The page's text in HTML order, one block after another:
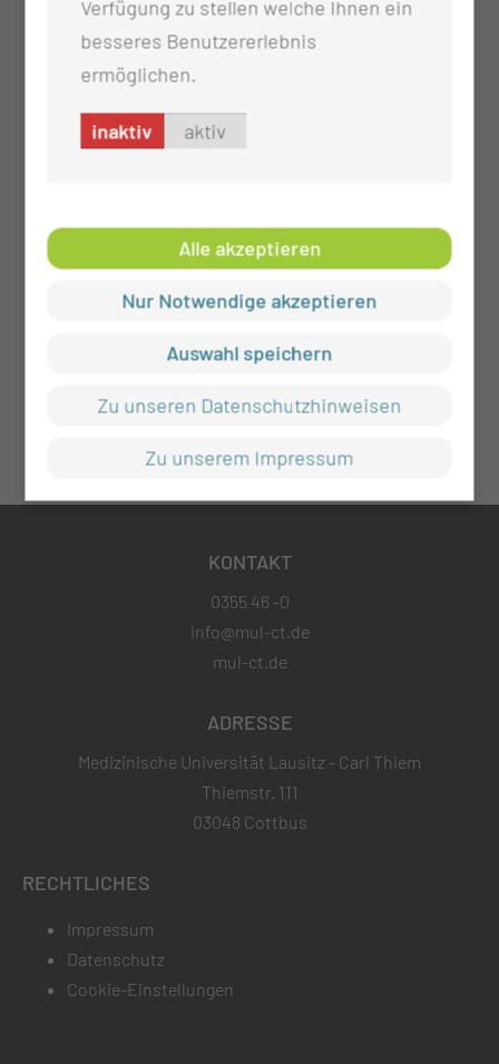
KONTAKT
0355 46 -0
info@mul-ct.de
mul-ct.de
ADRESSE
Medizinische Universität Lausitz - Carl Thiem
Thiemstr. 111
03048 Cottbus
RECHTLICHES
Impressum
Datenschutz
Cookie-Einstellungen
Verfügung zu stellen welche Ihnen ein
besseres Benutzererlebnis
ermöglichen.
inaktiv aktiv
Alle akzeptieren
Nur Notwendige akzeptieren
Auswahl speichern
Zu unseren Datenschutzhinweisen
Zu unserem Impressum